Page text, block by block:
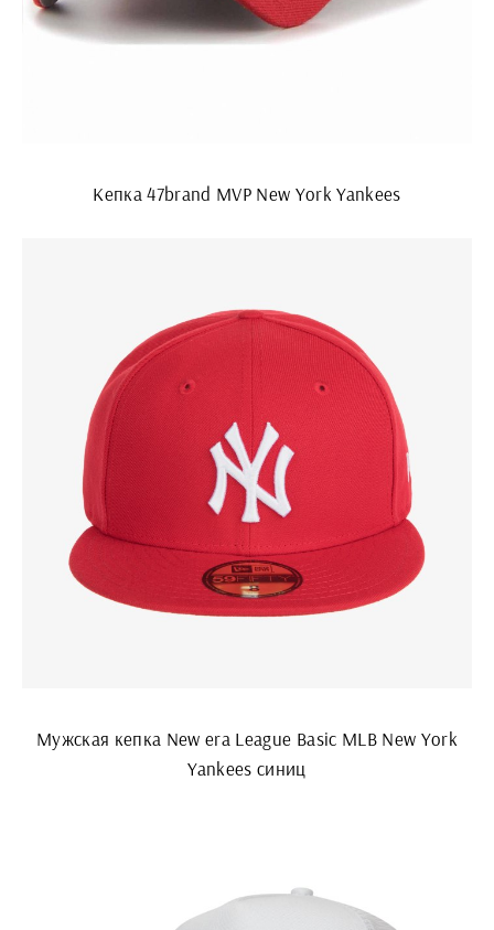
Кепка 47brand MVP New York Yankees
Мужская кепка New era League Basic MLB New York
Yankees синиц